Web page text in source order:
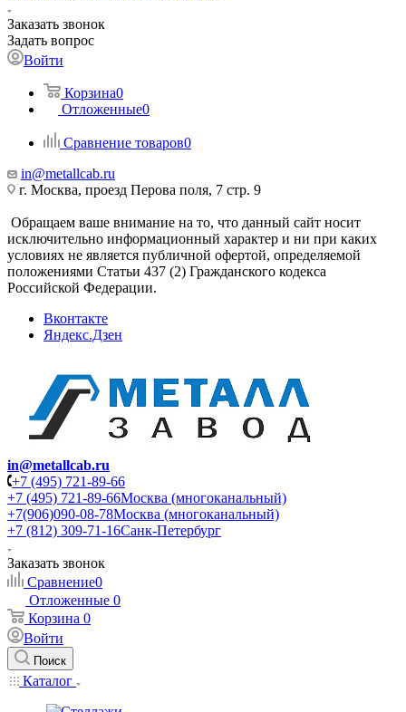
Заказать звонок
Задать вопрос
Войти
Корзина0
Отложенные0
Сравнение товаров0
in@metallcab.ru
г. Москва, проезд Перова поля, 7 стр. 9
Обращаем ваше внимание на то, что данный сайт носит
исключительно информационный характер и ни при каких
условиях не является публичной офертой, определяемой
положениями Статьи 437 (2) Гражданского кодекса
Российской Федерации.
Вконтакте
Яндекс.Дзен
in@metallcab.ru
+7 (495) 721-89-66
+7 (495) 721-89-66Москва (многоканальный)
+7(906)090-08-78Москва (многоканальный)
+7 (812) 309-71-16Санк-Петербург
Заказать звонок
Сравнение0
Отложенные 0
Корзина 0
Войти
Поиск
Каталог